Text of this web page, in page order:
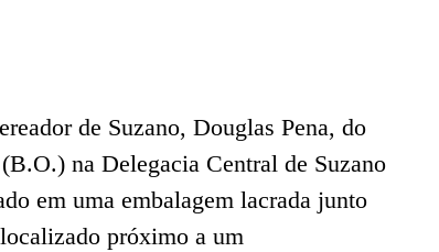
de Suzano, Douglas Pena, do
na Delegacia Central de Suzano
em uma embalagem lacrada junto
próximo a um